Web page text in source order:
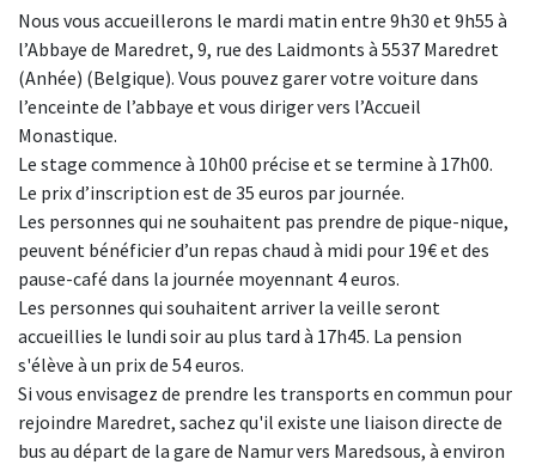
Nous vous accueillerons le mardi matin entre 9h30 et 9h55 à
l’Abbaye de Maredret, 9, rue des Laidmonts à 5537 Maredret
(Anhée) (Belgique). Vous pouvez garer votre voiture dans
l’enceinte de l’abbaye et vous diriger vers l’Accueil
Monastique.
Le stage commence à 10h00 précise et se termine à 17h00.
Le prix d’inscription est de 35 euros par journée.
Les personnes qui ne souhaitent pas prendre de pique-nique,
peuvent bénéficier d’un repas chaud à midi pour 19€ et des
pause-café dans la journée moyennant 4 euros.
Les personnes qui souhaitent arriver la veille seront
accueillies le lundi soir au plus tard à 17h45. La pension
s'élève à un prix de 54 euros.
Si vous envisagez de prendre les transports en commun pour
rejoindre Maredret, sachez qu'il existe une liaison directe de
bus au départ de la gare de Namur vers Maredsous, à environ